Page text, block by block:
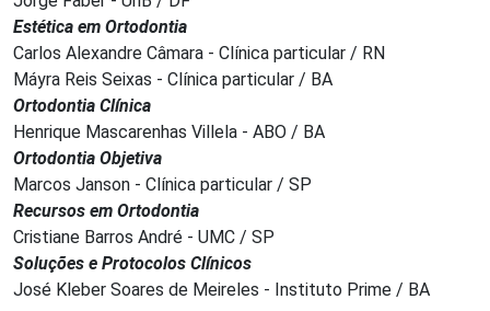
Estética em Ortodontia
Carlos Alexandre Câmara - Clínica particular / RN
Máyra Reis Seixas - Clínica particular / BA
Ortodontia Clínica
Henrique Mascarenhas Villela - ABO / BA
Ortodontia Objetiva
Marcos Janson - Clínica particular / SP
Recursos em Ortodontia
Cristiane Barros André - UMC / SP
Soluções e Protocolos Clínicos
José Kleber Soares de Meireles - Instituto Prime / BA